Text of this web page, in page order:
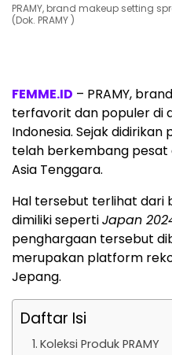
PRAMY, brand makeup setting
(Dok. PRAMY )
FEMME.ID – PRAMY,
terfavorit dan populer di
Indonesia. Sejak didirikan
telah berkembang pesat
Asia Tenggara.
Hal tersebut terlihat dari
dimiliki sepertiJapan
penghargaan tersebut
merupakan platform
Jepang.
Daftar Isi
Koleksi Produk PRAMY